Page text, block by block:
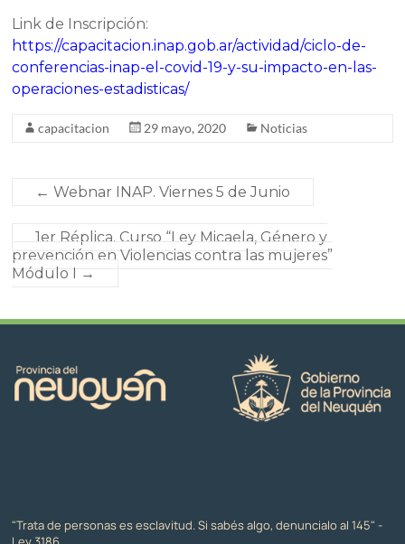
Link de Inscripción:
https://capacitacion.inap.gob.ar/actividad/ciclo-de-
conferencias-inap-el-covid-19-y-su-impacto-en-las-
operaciones-estadisticas/
capacitacion 29 mayo, 2020 Noticias
← Webnar INAP. Viernes 5 de Junio
1er Réplica. Curso “Ley Micaela, Género y
prevención en Violencias contra las mujeres”
Módulo I
→
"Trata de personas es esclavitud. Si sabés algo, denuncialo al 145" -